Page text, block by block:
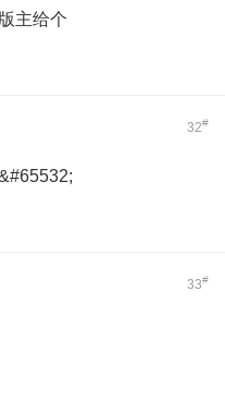
主给个
32#
33#